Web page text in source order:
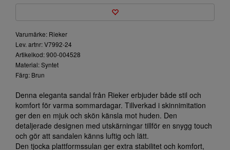
Varumärke: Rieker
Lev. artnr: V7992-24
Artikelkod: 900-004528
Material: Syntet
Färg: Brun
Denna eleganta sandal från Rieker erbjuder både stil och
komfort för varma sommardagar. Tillverkad i skinnimitation
ger den en mjuk och skön känsla mot huden. Den
detaljerade designen med utskärningar tillför en snygg touch
och gör att sandalen känns luftig och lätt.
Den tjocka plattformssulan ger extra stabilitet och komfort,